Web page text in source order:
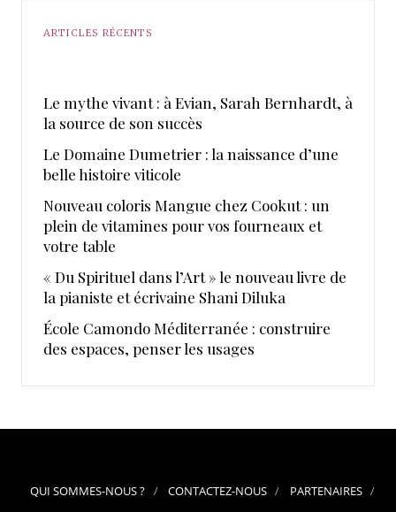
ARTICLES RÉCENTS
Le mythe vivant : à Evian, Sarah Bernhardt, à
la source de son succès
Le Domaine Dumetrier : la naissance d’une
belle histoire viticole
Nouveau coloris Mangue chez Cookut : un
plein de vitamines pour vos fourneaux et
votre table
« Du Spirituel dans l’Art » le nouveau livre de
la pianiste et écrivaine Shani Diluka
École Camondo Méditerranée : construire
des espaces, penser les usages
QUI SOMMES-NOUS ? CONTACTEZ-NOUS PARTENAIRES